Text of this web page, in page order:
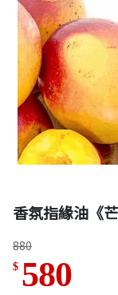
香氛指緣油《
880
$ 580